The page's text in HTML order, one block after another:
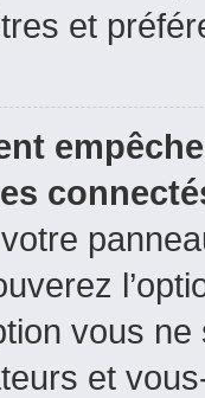
et
vous
et